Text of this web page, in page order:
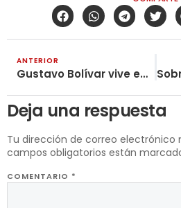
ANTERIOR
Gustavo Bolívar vive en el mugre de la ideología burguesa
Deja una respuesta
Tu dirección de correo electrónico
campos obligatorios están
COMENTARIO *